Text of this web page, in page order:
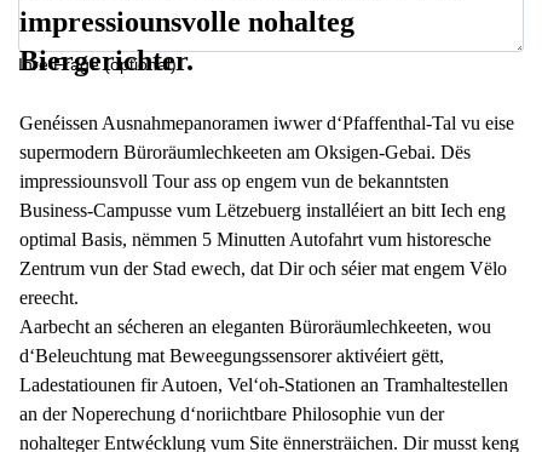
Ihre Frage (optional)
impressiounsvolle nohalteg
Biergerichter.
Genéissen Ausnahmepanoramen iwwer d‘Pfaffenthal-Tal vu eise
supermodern Büroräumlechkeeten am Oksigen-Gebai. Dës
impressiounsvoll Tour ass op engem vun de bekanntsten
Business-Campusse vum Lëtzebuerg installéiert an bitt Iech eng
optimal Basis, nëmmen 5 Minutten Autofahrt vum historesche
Zentrum vun der Stad ewech, dat Dir och séier mat engem Vëlo
ereecht.
Aarbecht an sécheren an eleganten Büroräumlechkeeten, wou
d‘Beleuchtung mat Beweegungssensorer aktivéiert gëtt,
Ladestatiounen fir Autoen, Vel‘oh-Stationen an Tramhaltestellen
an der Noperechung d‘noriichtbare Philosophie vun der
nohalteger Entwécklung vum Site ënnersträichen. Dir musst keng